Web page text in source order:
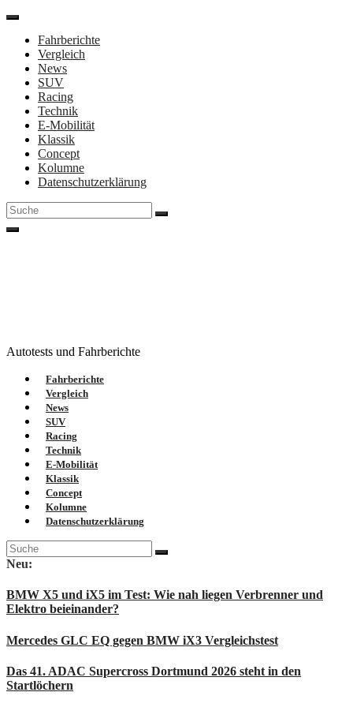
Direkt
Inhalt
Fahrberichte
Vergleich
News
SUV
Racing
Technik
E-Mobilität
Klassik
Concept
Kolumne
Datenschutzerklärung
Suche
nach:
Autotests und Fahrberichte
Fahrberichte
Vergleich
News
SUV
Racing
Technik
E-Mobilität
Klassik
Concept
Kolumne
Datenschutzerklärung
Suche
nach:
Neu:
BMW X5 und iX5 im Test: Wie nah liegen Verbrenner und
Elektro beieinander?
Mercedes GLC EQ gegen BMW iX3 Vergleichstest
Das 41. ADAC Supercross Dortmund 2026 steht in den
Startlöchern